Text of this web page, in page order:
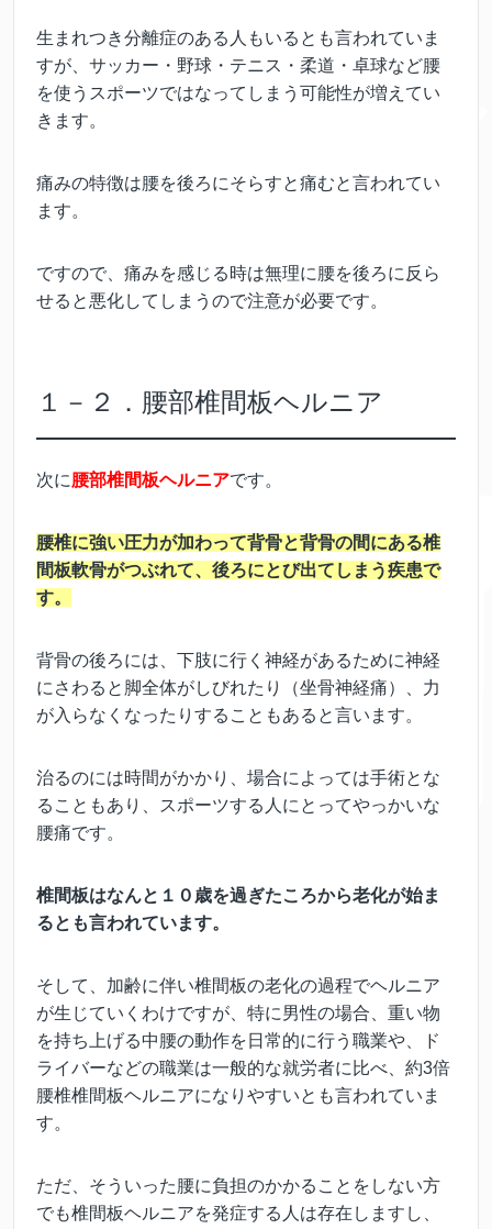
生まれつき分離症のある人もいるとも言われていま
すが、サッカー・野球・テニス・柔道・卓球など腰
を使うスポーツではなってしまう可能性が増えてい
きます。
痛みの特徴は腰を後ろにそらすと痛むと言われてい
ます。
ですので、痛みを感じる時は無理に腰を後ろに反ら
せると悪化してしまうので注意が必要です。
１－２．腰部椎間板ヘルニア
次に腰部椎間板ヘルニアです。
腰椎に強い圧力が加わって背骨と背骨の間にある椎
間板軟骨がつぶれて、後ろにとび出てしまう疾患で
す。
背骨の後ろには、下肢に行く神経があるために神経
にさわると脚全体がしびれたり（坐骨神経痛）、力
が入らなくなったりすることもあると言います。
治るのには時間がかかり、場合によっては手術とな
ることもあり、スポーツする人にとってやっかいな
腰痛です。
椎間板はなんと１０歳を過ぎたころから老化が始ま
るとも言われています。
そして、加齢に伴い椎間板の老化の過程でヘルニア
が生じていくわけですが、特に男性の場合、重い物
を持ち上げる中腰の動作を日常的に行う職業や、ド
ライバーなどの職業は一般的な就労者に比べ、約3倍
腰椎椎間板ヘルニアになりやすいとも言われていま
す。
ただ、そういった腰に負担のかかることをしない方
でも椎間板ヘルニアを発症する人は存在しますし、